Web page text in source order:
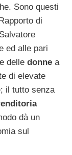
Sono questi
di
ed alle pari
delle donne a
di elevate
il tutto senza
dà un
sul